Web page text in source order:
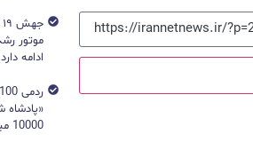
ادامه دارد
10000 میلی‌آمپرساعتی؟